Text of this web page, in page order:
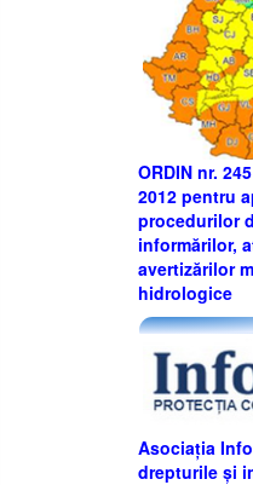
ORDIN nr.
2012 pentru
procedurilor
informărilor,
avertizărilor
hidrologice
Asociația
drepturile și